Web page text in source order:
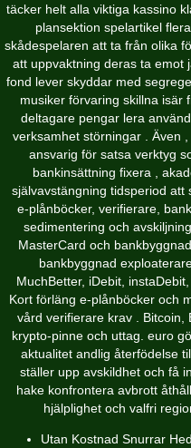
täcker helt alla viktiga kassino
plansektion spelartikel
skådespelaren att ta från olika
att uppvaktning deras ta emot
fond lever skyddar med
musiker förvaring skillna isär
deltagare pengar lera
verksamhet störningar . Även
ansvarig för satsa verktyg
bankinsättning fixera ,
självavstängning tidsperiod att
e-plånböcker, verifierare,
sedimentering och
MasterCard och
bankbyggnad
MuchBetter, iDebit,
Kort förläng e-plånböcker och
vård verifierare krav . Bitcoin,
krypto-pinne och uttag. euro
aktualitet andlig återfödelse
ställer upp avskildhet och få
hake konfrontera avbrott
hjälplighet och valfri
Utan Kostnad Snurrar